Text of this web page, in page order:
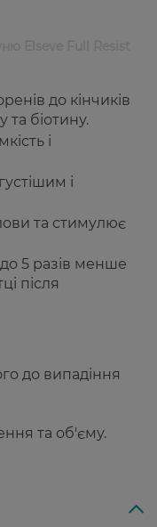
до кінчиків
та біотину.
і
і
та стимулює
5 разів менше
після
до випадіння
та об'єму.